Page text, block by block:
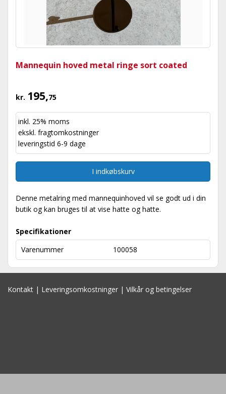
Mannequin hoved metal ringe sort coated
kr. 195,75
inkl. 25% moms
ekskl. fragtomkostninger
leveringstid 6-9 dage
I indkøbskurv
Denne metalring med mannequinhoved vil se godt ud i din
butik og kan bruges til at vise hatte og hatte.
Specifikationer
Varenummer
100058
Kontakt | Leveringsomkostninger | Vilkår og betingelser